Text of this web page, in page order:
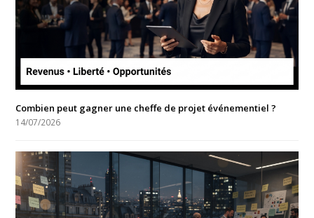
Combien peut gagner une cheffe de projet événementiel ?
14/07/2026